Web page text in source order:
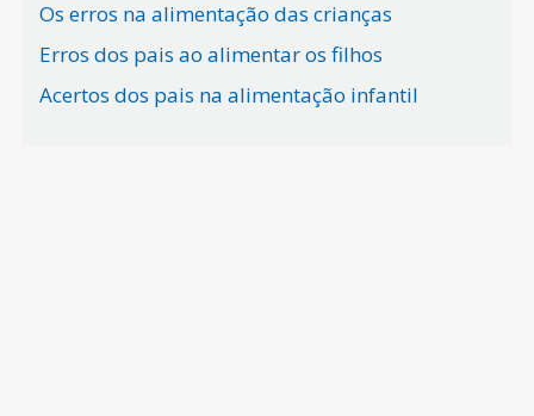
Os erros na alimentação das crianças
Erros dos pais ao alimentar os filhos
Acertos dos pais na alimentação infantil